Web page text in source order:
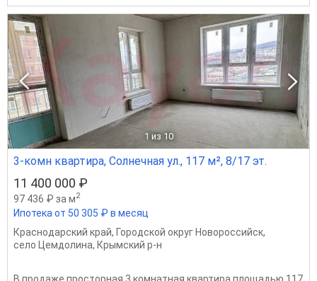
1 из 10
3-комн квартира, Солнечная ул., 117 м², 8/17 эт.
11 400 000 ₽
97 436 ₽ за м2
Ипотека от 50 305 ₽ в месяц
Краснодарский край, Городской округ Новороссийск,
село Цемдолина, Крымский р-н